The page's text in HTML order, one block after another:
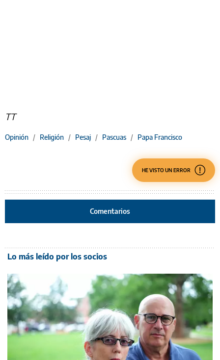
TT
Opinión / Religión / Pesaj / Pascuas / Papa Francisco
HE VISTO UN ERROR
Comentarios
Lo más leído por los socios